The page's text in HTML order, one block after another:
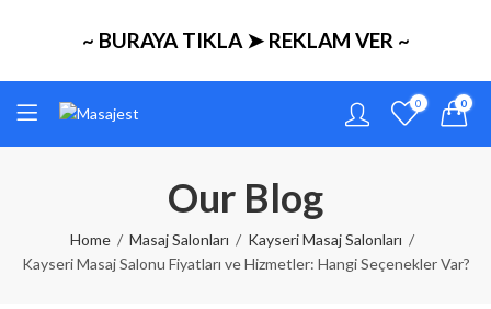
~ BURAYA TIKLA ➤ REKLAM VER ~
0 0
Our Blog
Home Masaj Salonları
Kayseri Masaj Salonları
Kayseri Masaj Salonu Fiyatları ve Hizmetler: Hangi Seçenekler Var?